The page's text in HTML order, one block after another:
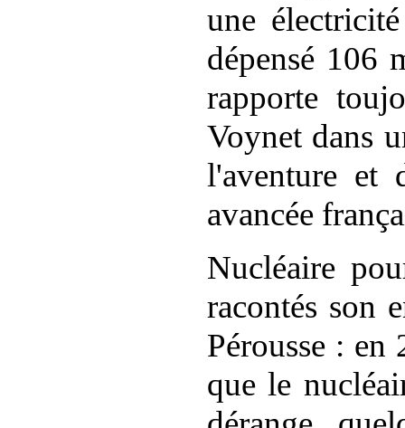
une
dépensé 106
rapporte
Voynet dans
l'aventure et
avancée
Nucléaire
racontés son
Pérousse : en
que le